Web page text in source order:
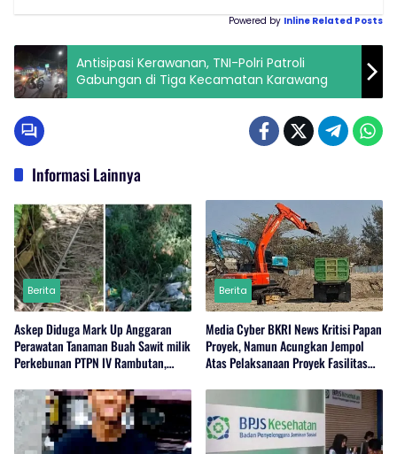
Powered by Inline Related Posts
Antisipasi Kerawanan, TNI-Polri Patroli
Gabungan di Tiga Kecamatan Karawang
Informasi Lainnya
Berita
Askep Diduga Mark Up Anggaran
Perawatan Tanaman Buah Sawit milik
Perkebunan PTPN IV Rambutan,
Berita
Media Cyber BKRI News Kritisi Papan
Proyek, Namun Acungkan Jempol
Atas Pelaksanaan Proyek Fasilitas